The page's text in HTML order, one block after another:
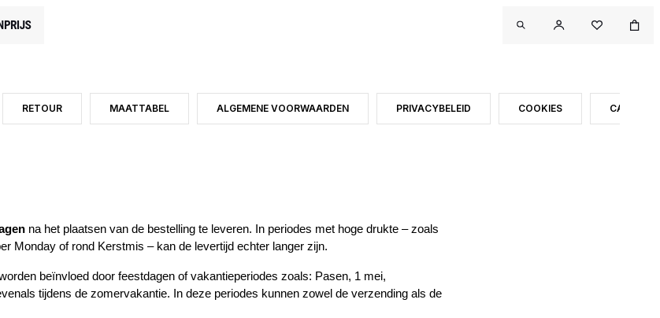
RETOUR MAATTABEL ALGEMENE VOORWAARDEN PRIVACYBELEID COOKIES
na het plaatsen van de bestelling te leveren. In periodes met hoge drukte – zoals
Monday of rond Kerstmis – kan de levertijd echter langer zijn.
beïnvloed door feestdagen of vakantieperiodes zoals: Pasen, 1 mei,
tijdens de zomervakantie. In deze periodes kunnen zowel de verzending als de